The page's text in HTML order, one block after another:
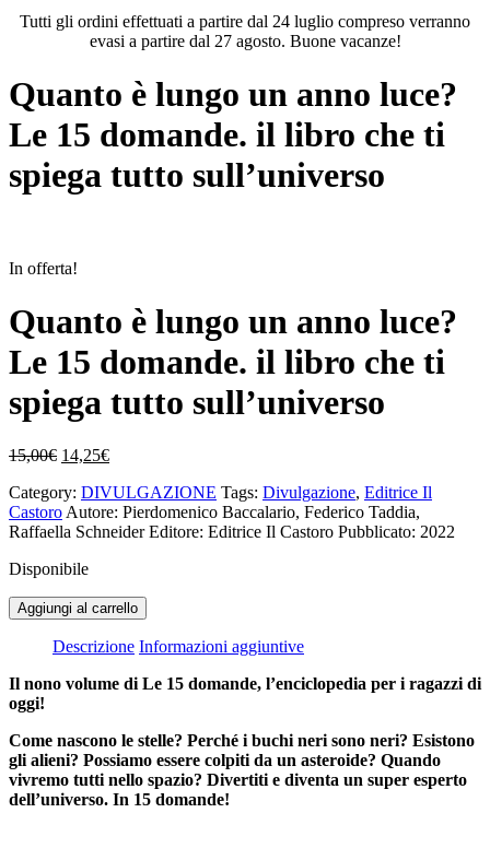
Tutti gli ordini effettuati a partire dal 24 luglio compreso verranno
evasi a partire dal 27 agosto. Buone vacanze!
Quanto è lungo un anno luce?
Le 15 domande. il libro che ti
spiega tutto sull’universo
In offerta!
Quanto è lungo un anno luce?
Le 15 domande. il libro che ti
spiega tutto sull’universo
15,00€ Il
originale
era:
15,00€.
14,25€Il
attuale
è:
14,25€.
Category: DIVULGAZIONE Tags: Divulgazione, Editrice Il
CastoroAutore: Pierdomenico Baccalario, Federico Taddia,
Raffaella Schneider Editore: Editrice Il Castoro Pubblicato: 2022
Disponibile
Quanto
è
anno
luce?
15
domande.
il
libro
Aggiungi al carrello
Descrizione Informazioni aggiuntive
Il nono volume diLe 15 domande, l’enciclopedia per i ragazzi di
oggi!
Come nascono le stelle? Perché i buchi neri sono neri? Esistono
gli alieni? Possiamo essere colpiti da un asteroide? Quando
vivremo tutti nello spazio? Divertiti e diventa un super esperto
dell’universo. In 15 domande!